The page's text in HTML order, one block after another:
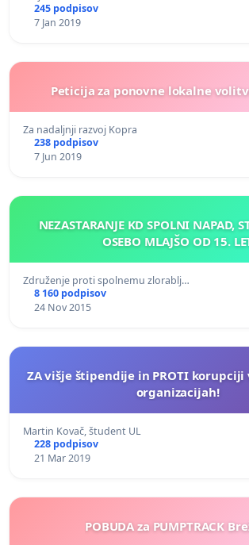
245 podpisov
7 Jan 2019
Peticija za ponovne lokalne
Za nadaljnji razvoj Kopra
238 podpisov
7 Jun 2019
NEZASTARANJE KD SPOLNI NAPAD,
OSEBO MLAJŠO OD 15.
Združenje proti spolnemu zlorablj…
8 160 podpisov
24 Nov 2015
ZA višje štipendije in PROTI
organizacijah!
Martin Kovač, študent UL
228 podpisov
21 Mar 2019
POBUDA za PUMPTRACK